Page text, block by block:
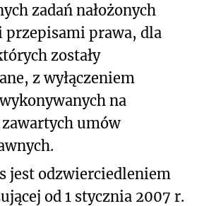
zadań nałożonych
przepisami prawa, dla
zostały
z wyłączeniem
na
umów
jest odzwierciedleniem
od 1 stycznia 2007 r.